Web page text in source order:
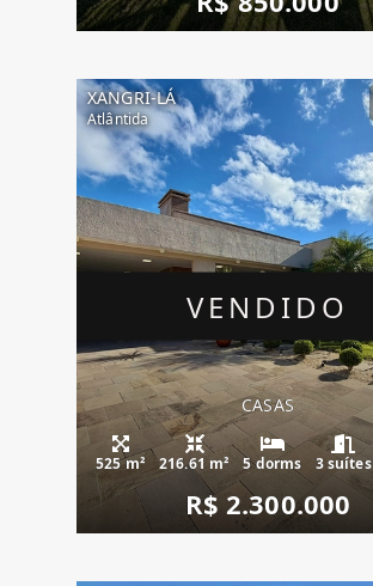
VENDIDO
XANGRI-LÁ
Atlântida
CASAS
525 m² 216.61 m² 5 dorms 3 suítes
R$ 2.300.000